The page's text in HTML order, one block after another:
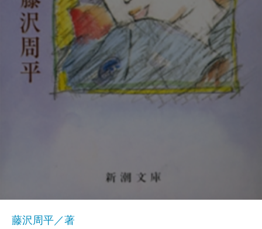
藤沢周平／著